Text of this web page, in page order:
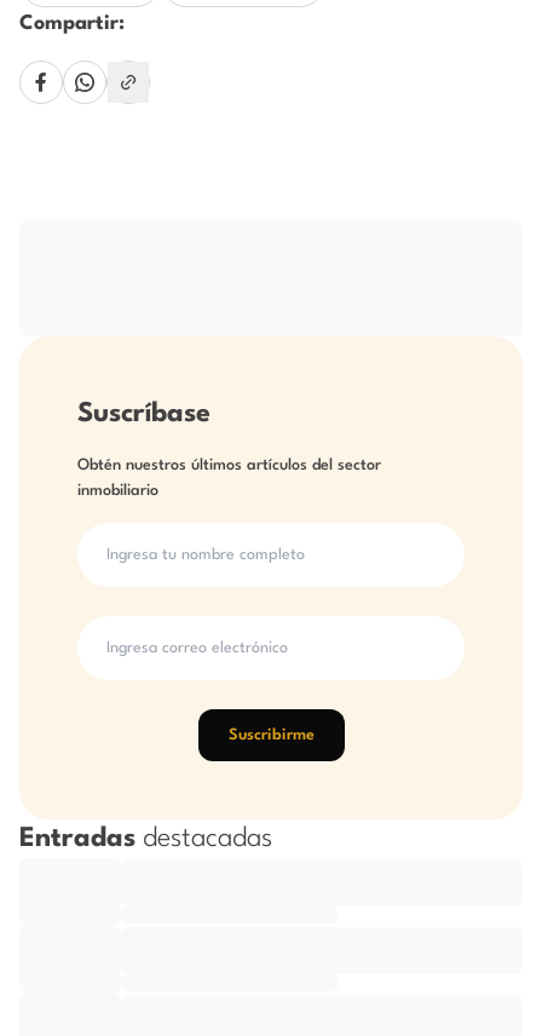
Compartir:
Suscríbase
Obtén nuestros últimos artículos del sector
inmobiliario
Suscribirme
Entradas destacadas